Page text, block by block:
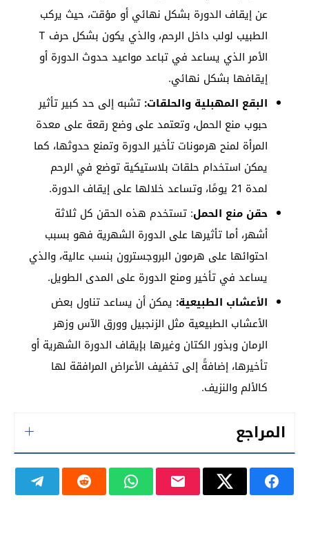
عن إيقاف الدورة بشكل نهائي أو مؤقت، حيث يركب
الطبيب لولب داخل الرحم، والذي يكون بشكل حرف T
الأمر الذي يساعد في تباعد مواعيد حدوث الدورة أو
إيقافها بشكل نهائي.
البقع المهبلية والحلقات: تشبه إلى حد كبير تأثير
حبوب منع الحمل، وتعتمد على وضع رقعة على معدة
المرأة لمنح هرمونات تأخير الدورة وتمنع حدوثها، كما
يمكن استخدام حلقات بلاستيكية توضع في الرحم
لمدة 21 يومًا، وتساعد خلالها على إيقاف الدورة.
حقن منع الحمل: تستخدم هذه الحقن كل ثلاثة
أشهر، أما تأثيرها على الدورة الشهرية فهو بسبب
احتوائها على هرمون البروجسترون بنسب عالية، والذي
يساعد في تأخير ومنع الدورة على المدى الطويل.
الأعشاب الطبيعية: يمكن أن يساعد تناول بعض
الأعشاب الطبيعية مثل الزنجبيل وورق الآس وزهر
الرمان وبذور الكتان وغيرها بإيقاف الدورة الشهرية أو
تأخيرها، إضافةً إلى تخفيف الأعراض المرافقة لها
كالألم والنزيف.
المراجع